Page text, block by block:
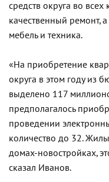
средств округа во
качественный ремонт,
мебель и техника.
«На приобретение
округа в этом году из
выделено 117
предполагалось
проведении
количество до 32.
домах-новостройках,
сказал Иванов.